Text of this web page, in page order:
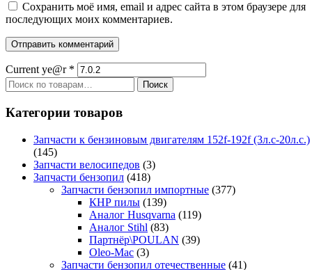
Сохранить моё имя, email и адрес сайта в этом браузере для
последующих моих комментариев.
Current ye@r *
Искать:
Поиск
Категории товаров
Запчасти к бензиновым двигателям 152f-192f (3л.с-20л.с.)
(145)
Запчасти велосипедов (3)
Запчасти бензопил (418)
Запчасти бензопил импортные (377)
КНР пилы (139)
Аналог Husqvarna (119)
Аналог Stihl (83)
Партнёр\POULAN (39)
Oleo-Mac (3)
Запчасти бензопил отечественные (41)